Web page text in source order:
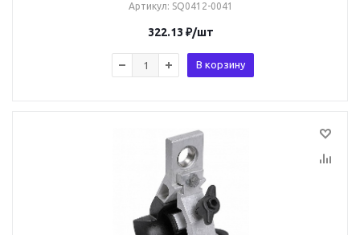
Артикул: SQ0412-0041
322.13 ₽/шт
В корзину